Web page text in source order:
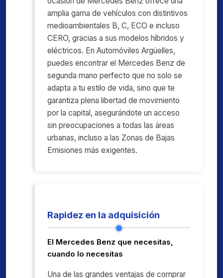
amplia gama de vehículos con distintivos
medioambientales B, C, ECO e incluso
CERO, gracias a sus modelos híbridos y
eléctricos. En Automóviles Argüelles,
puedes encontrar el Mercedes Benz de
segunda mano perfecto que no solo se
adapta a tu estilo de vida, sino que te
garantiza plena libertad de movimiento
por la capital, asegurándote un acceso
sin preocupaciones a todas las áreas
urbanas, incluso a las Zonas de Bajas
Emisiones más exigentes.
Rapidez en la adquisición
El Mercedes Benz que necesitas,
cuando lo necesitas
Una de las grandes ventajas de comprar